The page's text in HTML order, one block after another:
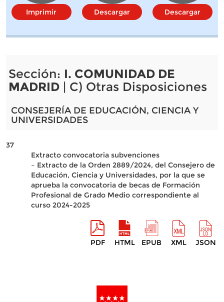
Imprimir Descargar Descargar
Sección: I. COMUNIDAD DE
MADRID| C) Otras Disposiciones
CONSEJERÍA DE EDUCACIÓN, CIENCIA Y
UNIVERSIDADES
37
Extracto convocatoria subvenciones
– Extracto de la Orden 2889/2024, del Consejero de
Educación, Ciencia y Universidades, por la que se
aprueba la convocatoria de becas de Formación
Profesional de Grado Medio correspondiente al
curso 2024-2025
PDF HTML EPUB XML JSON